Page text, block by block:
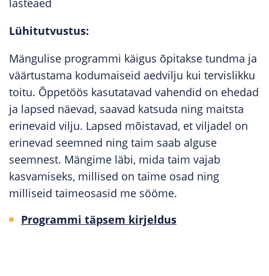
lasteaed
Lühitutvustus:
Mängulise programmi käigus õpitakse tundma ja
väärtustama kodumaiseid aedvilju kui tervislikku
toitu. Õppetöös kasutatavad vahendid on ehedad
ja lapsed näevad, saavad katsuda ning maitsta
erinevaid vilju. Lapsed mõistavad, et viljadel on
erinevad seemned ning taim saab alguse
seemnest. Mängime läbi, mida taim vajab
kasvamiseks, millised on taime osad ning
milliseid taimeosasid me sööme.
Programmi täpsem kirjeldus